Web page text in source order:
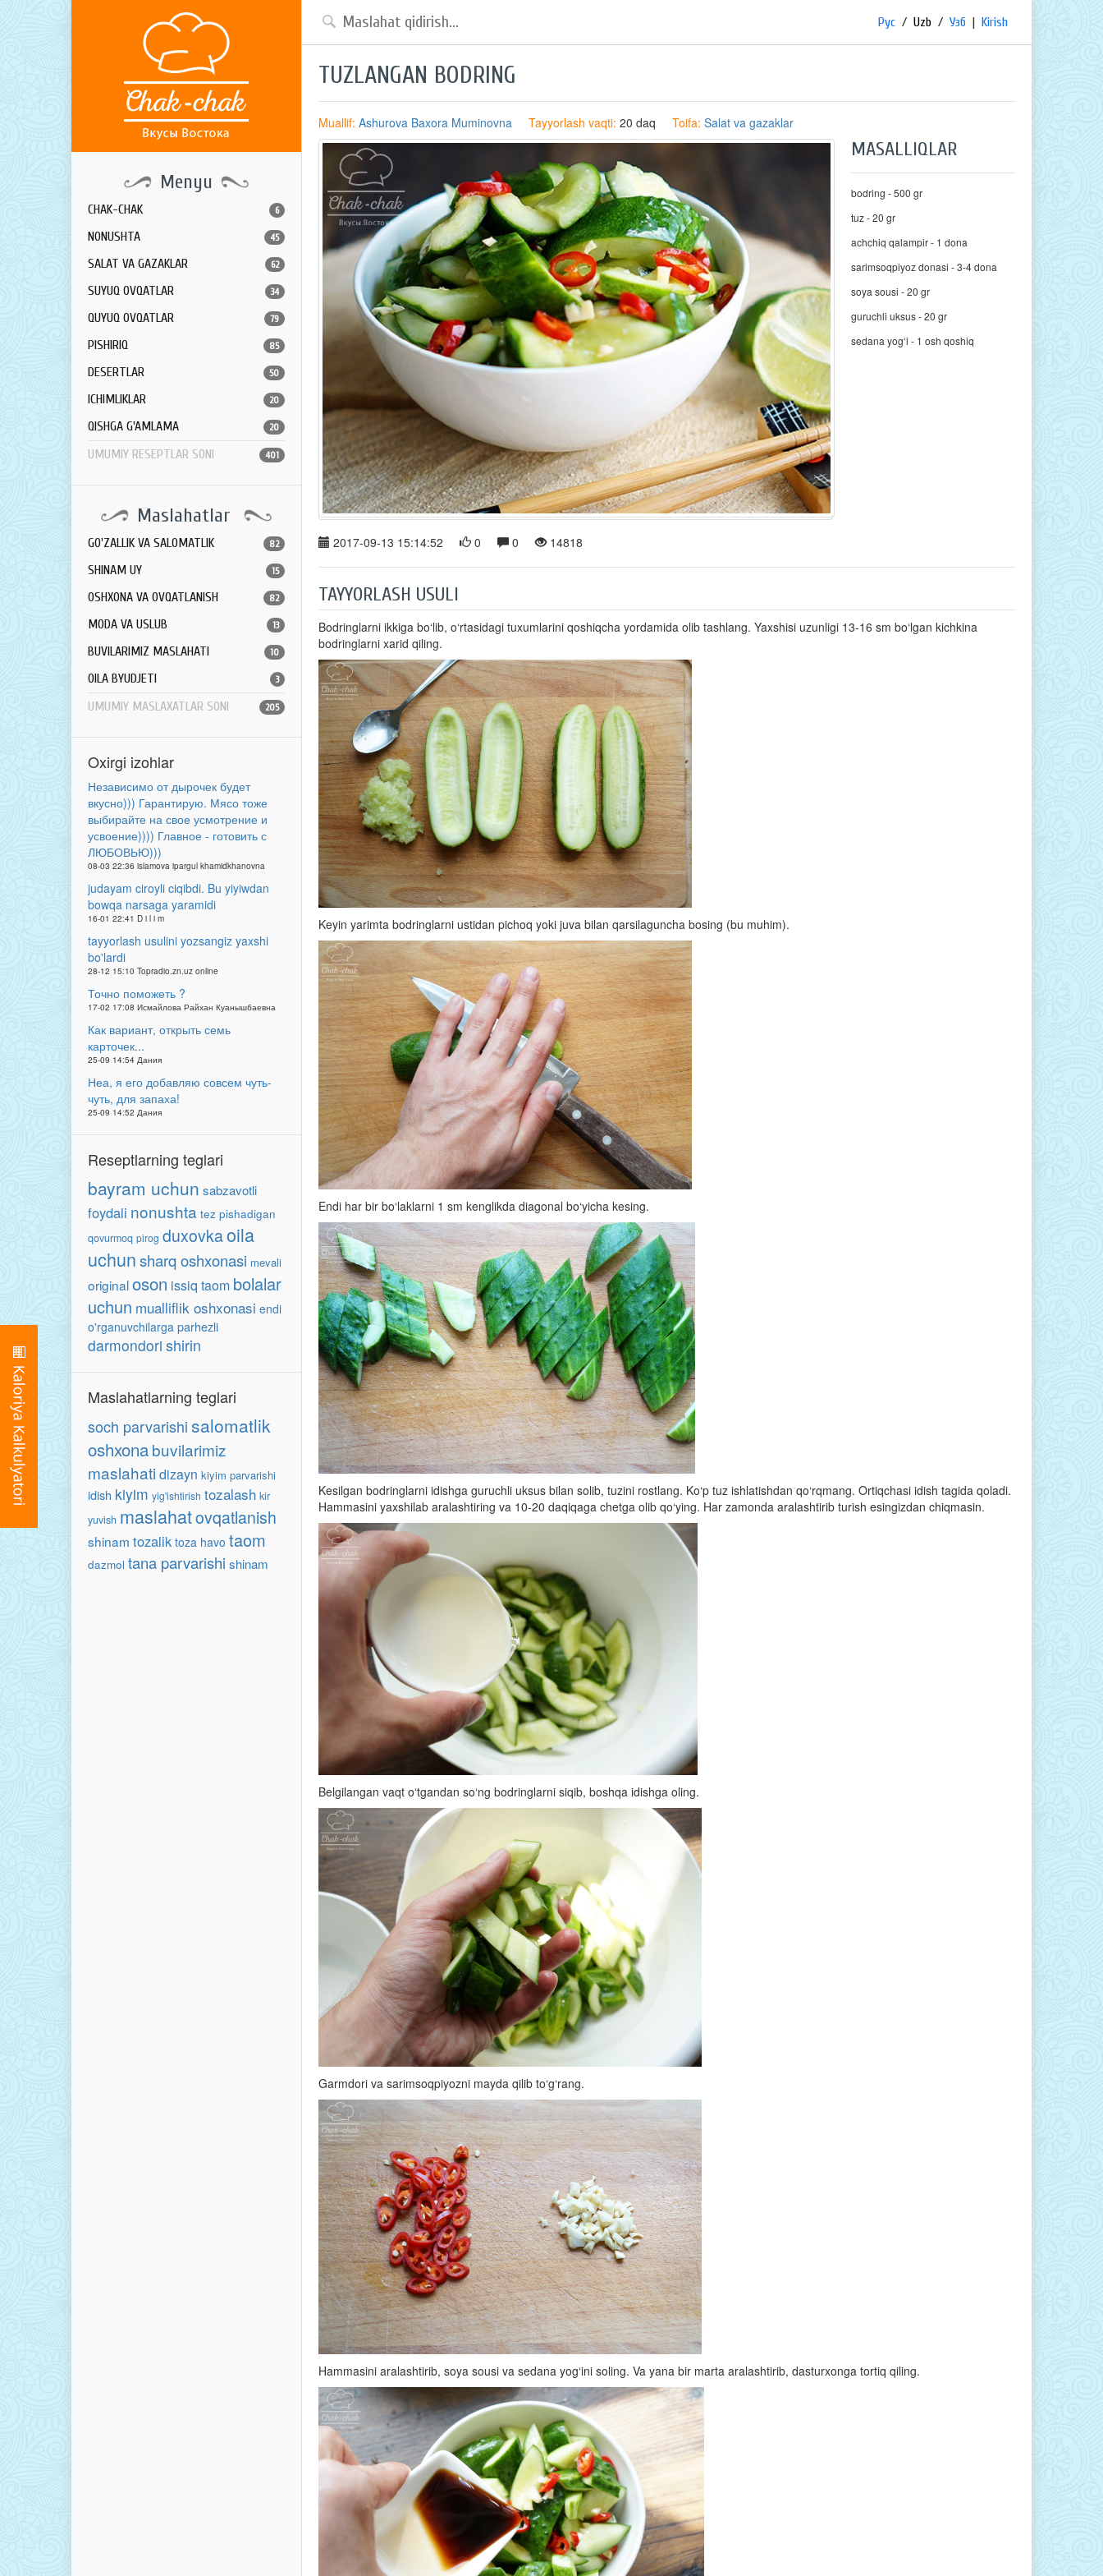
Menyu
CHAK-CHAK 6
NONUSHTA 45
SALAT VA GAZAKLAR 62
SUYUQ OVQATLAR 34
QUYUQ OVQATLAR 79
PISHIRIQ 85
DESERTLAR 50
ICHIMLIKLAR 20
QISHGA G'AMLAMA 20
UMUMIY RESEPTLAR SONI 401
Maslahatlar
GO'ZALLIK VA SALOMATLIK 82
SHINAM UY 15
OSHXONA VA OVQATLANISH 82
MODA VA USLUB 13
BUVILARIMIZ MASLAHATI 10
OILA BYUDJETI 3
UMUMIY MASLAXATLAR SONI 205
Oxirgi izohlar
Независимо от дырочек будет
вкусно))) Гарантирую. Мясо тоже
выбирайте на свое усмотрение и
усвоение)))) Главное - готовить с
ЛЮБОВЬЮ)))
08-03 22:36 islamova ipargul khamidkhanovna
judayam ciroyli ciqibdi. Bu yiyiwdan
bowqa narsaga yaramidi
16-01 22:41 D i l i m
tayyorlash usulini yozsangiz yaxshi
bo'lardi
28-12 15:10 Topradio.zn.uz online
Точно поможеть ?
17-02 17:08 Исмайлова Райхан Куанышбаевна
Как вариант, открыть семь
карточек...
25-09 14:54 Дания
Неа, я его добавляю совсем чуть-
чуть, для запаха!
25-09 14:52 Дания
Reseptlarning teglari
bayram uchun sabzavotli
foydali nonushta tez pishadigan
qovurmoq pirog duxovkaoila
uchunsharq oshxonasi mevali
originaloson issiq taom bolalar
uchun mualliflik oshxonasi endi
o'rganuvchilarga parhezli
darmondori shirin
Maslahatlarning teglari
soch parvarishisalomatlik
oshxonabuvilarimiz
maslahati dizayn kiyim parvarishi
idish kiyim yig'ishtirish tozalash kir
yuvish maslahatovqatlanish
shinam tozalik toza havo taom
dazmol tana parvarishi shinam
Рус / Uzb / Узб | Kirish
TUZLANGAN BODRING
Muallif: Ashurova Baxora Muminovna Tayyorlash vaqti: 20 daq Toifa: Salat va gazaklar
2017-09-13 15:14:52 0 0 14818
MASALLIQLAR
bodring - 500 gr
tuz - 20 gr
achchiq qalampir - 1 dona
sarimsoqpiyoz donasi - 3-4 dona
soya sousi - 20 gr
guruchli uksus - 20 gr
sedana yog‘i - 1 osh qoshiq
TAYYORLASH USULI
Bodringlarni ikkiga bo‘lib, o‘rtasidagi tuxumlarini qoshiqcha yordamida olib tashlang. Yaxshisi uzunligi 13-16 sm bo‘lgan kichkina
bodringlarni xarid qiling.
Keyin yarimta bodringlarni ustidan pichoq yoki juva bilan qarsilaguncha bosing (bu muhim).
Endi har bir bo‘laklarni 1 sm kenglikda diagonal bo‘yicha kesing.
Kesilgan bodringlarni idishga guruchli uksus bilan solib, tuzini rostlang. Ko‘p tuz ishlatishdan qo‘rqmang. Ortiqchasi idish tagida qoladi.
Hammasini yaxshilab aralashtiring va 10-20 daqiqaga chetga olib qo‘ying. Har zamonda aralashtirib turish esingizdan chiqmasin.
Belgilangan vaqt o‘tgandan so‘ng bodringlarni siqib, boshqa idishga oling.
Garmdori va sarimsoqpiyozni mayda qilib to‘g‘rang.
Hammasini aralashtirib, soya sousi va sedana yog‘ini soling. Va yana bir marta aralashtirib, dasturxonga tortiq qiling.